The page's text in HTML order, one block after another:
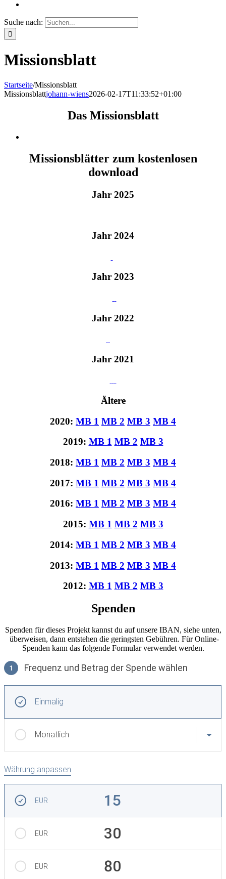
Suche nach:
Missionsblatt
Startseite/Missionsblatt
Missionsblattjohann-wiens2026-02-17T11:33:52+01:00
Das Missionsblatt
Missionsblätter zum kostenlosen
download
Jahr 2025
Jahr 2024
Jahr 2023
Jahr 2022
Jahr 2021
Ältere
2020: MB 1 MB 2 MB 3 MB 4
2019: MB 1 MB 2 MB 3
2018: MB 1 MB 2 MB 3 MB 4
2017: MB 1 MB 2 MB 3 MB 4
2016: MB 1 MB 2 MB 3 MB 4
2015: MB 1 MB 2 MB 3
2014: MB 1 MB 2 MB 3 MB 4
2013: MB 1 MB 2 MB 3 MB 4
2012: MB 1 MB 2 MB 3
Spenden
Spenden für dieses Projekt kannst du auf unsere IBAN, siehe unten,
überweisen, dann entstehen die geringsten Gebühren. Für Online-
Spenden kann das folgende Formular verwendet werden.
1 Frequenz und Betrag der Spende wählen
Einmalig
Monatlich
Währung anpassen
EUR 15
EUR 30
EUR 80